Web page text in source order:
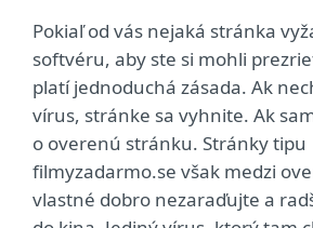
Pokiaľ od vás nejaká stránka
softvéru, aby ste si mohli
platí jednoduchá zásada. Ak
vírus, stránke sa vyhnite. Ak
o overenú stránku. Stránky tipu
filmyzadarmo.se však medzi
vlastné dobro nezaraďujte a